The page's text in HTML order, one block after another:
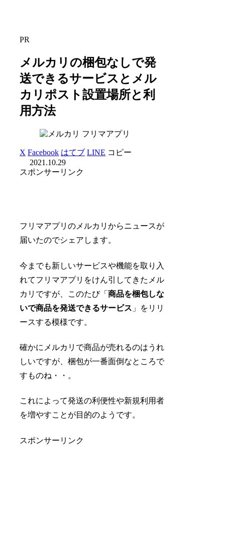
PR
メルカリの梱包なしで発
送できるサービスとメル
カリポスト設置場所と利
用方法
フリマアプリ
X Facebook はてブ LINE コピー
2021.10.29
スポンサーリンク
フリマアプリのメルカリからニュースが
届いたのでシェアします。
今までも新しいサービスや機能を取り入
れてフリマアプリをけん引してきたメル
カリですが、このたび「商品を梱包しな
いで商品を発送できるサービス 」をリリ
ースする模様です。
確かにメルカリで商品が売れるのはうれ
しいですが、梱包が一番面倒なところで
すものね・・。
これによって発送の利便性や新規利用者
を増やすことが目的のようです。
スポンサーリンク